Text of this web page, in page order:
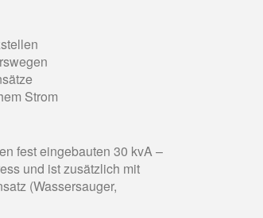
Strom
fest eingebauten 30 kvA –
und ist zusätzlich mit
(Wassersauger,